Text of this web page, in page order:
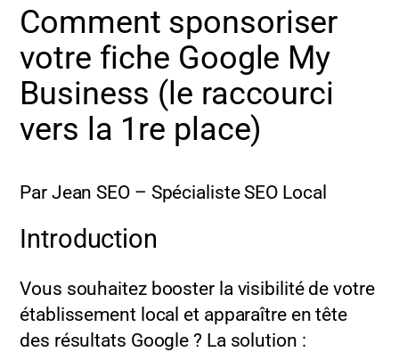
Comment sponsoriser
votre fiche Google My
Business (le raccourci
vers la 1re place)
Par Jean SEO – Spécialiste SEO Local
Introduction
Vous souhaitez booster la visibilité de votre
établissement local et apparaître en tête
des résultats Google ? La solution :